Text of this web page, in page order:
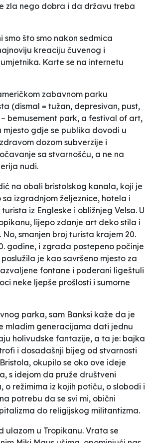
zla nego dobra i da državu treba
smo što smo nakon sedmica
kreaciju čuvenog i
Karte se na internetu
zabavnom parku
(dismal = tužan, depresivan, pust,
bemusement park, a festival of art,
mjesto gdje se publika dovodi u
dozom subverzije i
sa stvarnošću, a ne na
nudi.
na obali bristolskog kanala, koji je
izgradnjom željeznice, hotela i
iz Engleske i obližnjeg Velsa. U
lijepo zdanje art deko stila i
smanjen broj turista krajem 20.
godine, i zgrada postepeno počinje
je kao savršeno mjesto za
fontane i poderani ligeštuli
neke ljepše prošlosti i sumorne
parka, sam Banksi kaže da je
mladim generacijama dati jednu
holivudske fantazije, a ta je: bajka
i dosadašnji bijeg od stvarnosti
okupilo se oko ove ideje
s idejom da pruže društveni
režimima iz kojih potiču, o slobodi i
potrebu da se svi mi, obični
do religijskog militantizma.
ulazom u Tropikanu. Vrata se